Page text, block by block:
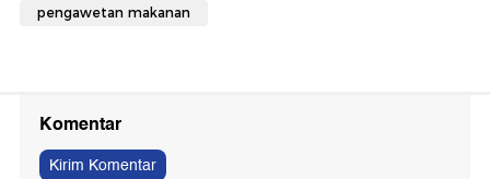
pengawetan makanan
Komentar
Kirim Komentar